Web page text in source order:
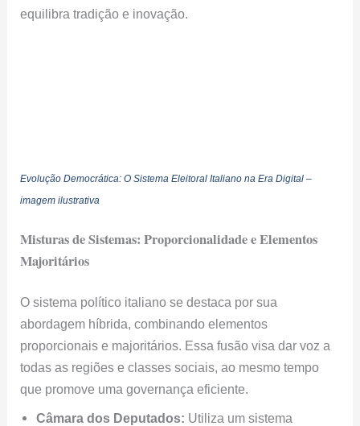
equilibra tradição e inovação.
Evolução Democrática: O Sistema Eleitoral Italiano na Era Digital –
imagem ilustrativa
Misturas de Sistemas: Proporcionalidade e Elementos
Majoritários
O sistema político italiano se destaca por sua
abordagem híbrida, combinando elementos
proporcionais e majoritários. Essa fusão visa dar voz a
todas as regiões e classes sociais, ao mesmo tempo
que promove uma governança eficiente.
Câmara dos Deputados: Utiliza um sistema